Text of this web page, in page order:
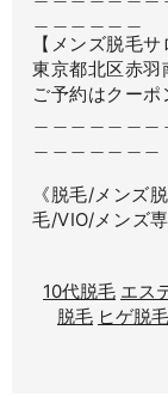
【メンズ脱毛
東京都北区赤
ご予約はクーポ
《脱毛/メンズ
毛/VIO/メンズ
10代脱毛 エス
脱毛 ヒゲ脱毛